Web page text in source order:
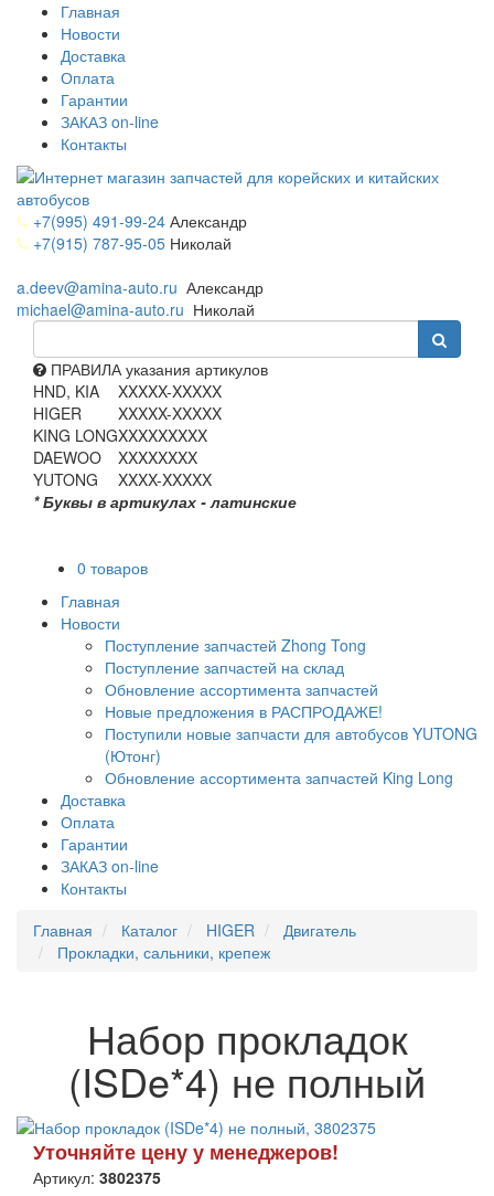
Главная
Новости
Доставка
Оплата
Гарантии
ЗАКАЗ on-line
Контакты
+7(995) 491-99-24 Александр
+7(915) 787-95-05 Николай
a.deev@amina-auto.ru Александр
michael@amina-auto.ru Николай
ПРАВИЛА указания артикулов
HND, KIA
XXXXX-XXXXX
HIGER
XXXXX-XXXXX
KING LONGXXXXXXXXX
DAEWOO
XXXXXXXX
YUTONG
XXXX-XXXXX
* Буквы в артикулах - латинские
0 товаров
Главная
Новости
Поступление запчастей Zhong Tong
Поступление запчастей на склад
Обновление ассортимента запчастей
Новые предложения в РАСПРОДАЖЕ!
Поступили новые запчасти для автобусов YUTONG
(Ютонг)
Обновление ассортимента запчастей King Long
Доставка
Оплата
Гарантии
ЗАКАЗ on-line
Контакты
Главная
Каталог HIGER
Двигатель
Прокладки, сальники, крепеж
Набор прокладок
(ISDe*4) не полный
Уточняйте цену у менеджеров!
Артикул: 3802375